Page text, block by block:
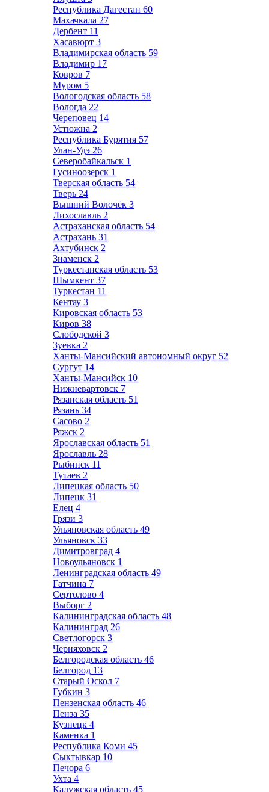
Республика Дагестан 60
Махачкала 27
Дербент 11
Хасавюрт 3
Владимирская область 59
Владимир 17
Ковров 7
Муром 5
Вологодская область 58
Вологда 22
Череповец 14
Устюжна 2
Республика Бурятия 57
Улан-Удэ 26
Северобайкальск 1
Гусиноозерск 1
Тверская область 54
Тверь 24
Вышний Волочёк 3
Лихославль 2
Астраханская область 54
Астрахань 31
Ахтубинск 2
Знаменск 2
Туркестанская область 53
Шымкент 37
Туркестан 11
Кентау 3
Кировская область 53
Киров 38
Слободской 3
Зуевка 2
Ханты-Мансийский автономный округ 52
Сургут 14
Ханты-Мансийск 10
Нижневартовск 7
Рязанская область 51
Рязань 34
Сасово 2
Ряжск 2
Ярославская область 51
Ярославль 28
Рыбинск 11
Тутаев 2
Липецкая область 50
Липецк 31
Елец 4
Грязи 3
Ульяновская область 49
Ульяновск 33
Димитровград 4
Новоульяновск 1
Ленинградская область 49
Гатчина 7
Сертолово 4
Выборг 2
Калининградская область 48
Калининград 26
Светлогорск 3
Черняховск 2
Белгородская область 46
Белгород 13
Старый Оскол 7
Губкин 3
Пензенская область 46
Пенза 35
Кузнецк 4
Каменка 1
Республика Коми 45
Сыктывкар 10
Печора 6
Ухта 4
Калужская область 45